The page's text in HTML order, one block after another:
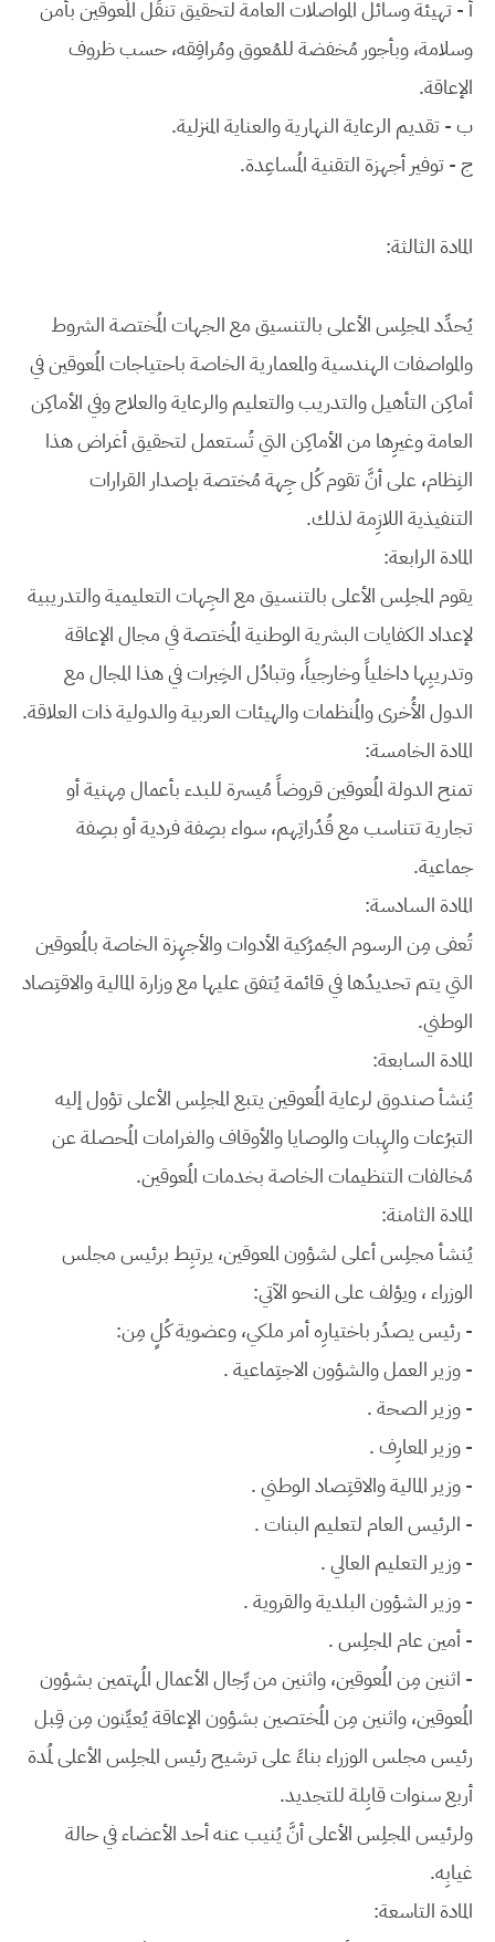
أ - تهيئة وسائل المواصلات العامة لتحقيق تنقُل المُعوقين بأمن
وسلامة، وبأجور مُخفضة للمُعوق ومُرافِقه، حسب ظروف
الإعاقة.
ب - تقديم الرعاية النهارية والعناية المنزلية.
ج - توفير أجهزة التقنية المُساعِدة.
المادة الثالثة:
يُحدِّد المجلِس الأعلى بالتنسيق مع الجهات المُختصة الشروط
والمواصفات الهندسية والمعمارية الخاصة باحتياجات المُعوقين في
أماكِن التأهيل والتدريب والتعليم والرعاية والعلاج وفي الأماكِن
العامة وغيرِها من الأماكِن التي تُستعمل لتحقيق أغراض هذا
النِظام، على أنَّ تقوم كُل جِهة مُختصة بإصدار القرارات
التنفيذية اللازِمة لذلك.
المادة الرابعة:
يقوم المجلِس الأعلى بالتنسيق مع الجِهات التعليمية والتدريبية
لإعداد الكفايات البشرية الوطنية المُختصة في مجال الإعاقة
وتدريبِها داخلياً وخارجياً، وتبادُل الخِبرات في هذا المجال مع
الدول الأُخرى والمُنظمات والهيئات العربية والدولية ذات العلاقة.
المادة الخامسة:
تمنح الدولة المُعوقين قروضاً مُيسرة للبدء بأعمال مِهنية أو
تجارية تتناسب مع قُدُراتِهم، سواء بصِفة فردية أو بصِفة
جماعية.
المادة السادسة:
تُعفى مِن الرسوم الجُمرُكية الأدوات والأجهِزة الخاصة بالمُعوقين
التي يتم تحديدُها في قائمة يُتفق عليها مع وزارة المالية والاقتِصاد
الوطني.
المادة السابعة:
يُنشأ صندوق لرعاية المُعوقين يتبع المجلِس الأعلى تؤول إليه
التبرُعات والهِبات والوصايا والأوقاف والغرامات المُحصلة عن
مُخالفات التنظيمات الخاصة بخدمات المُعوقين.
المادة الثامنة:
يُنشأ مجلِس أعلى لشؤون المعوقين، يرتبِط برئيس مجلس
الوزراء ، ويؤلف على النحو الآتي:
- رئيس يصدُر باختيارِه أمر ملكي، وعضوية كُلٍ مِن:
- وزير العمل والشؤون الاجتِماعية .
- وزير الصحة .
- وزير المعارِف .
- وزير المالية والاقتِصاد الوطني .
- الرئيس العام لتعليم البنات .
- وزير التعليم العالي .
- وزير الشؤون البلدية والقروية .
- أمين عام المجلِس .
- اثنين مِن المُعوقين، واثنين من رِّجال الأعمال المُهتمين بشؤون
المُعوقين، واثنين مِن المُختصين بشؤون الإعاقة يُعيِّنون مِن قِبل
رئيس مجلس الوزراء بناءً على ترشيح رئيس المجلِس الأعلى لمُدة
أربع سنوات قابِلة للتجديد.
ولرئيس المجلِس الأعلى أنَّ يُنيب عنه أحد الأعضاء في حالة
غيابِه.
المادة التاسعة: